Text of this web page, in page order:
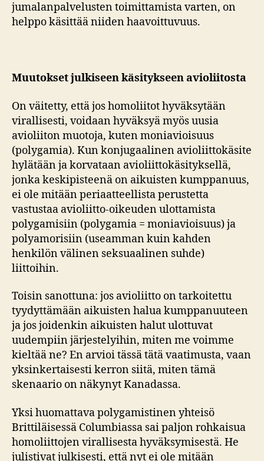
jumalanpalvelusten toimittamista varten, on
helppo käsittää niiden haavoittuvuus.
Muutokset julkiseen käsitykseen avioliitosta
On väitetty, että jos homoliitot hyväksytään
virallisesti, voidaan hyväksyä myös uusia
avioliiton muotoja, kuten moniavioisuus
(polygamia). Kun konjugaalinen avioliittokäsite
hylätään ja korvataan avioliittokäsityksellä,
jonka keskipisteenä on aikuisten kumppanuus,
ei ole mitään periaatteellista perustetta
vastustaa avioliitto-oikeuden ulottamista
polygamisiin (polygamia = moniavioisuus) ja
polyamorisiin (useamman kuin kahden
henkilön välinen seksuaalinen suhde)
liittoihin.
Toisin sanottuna: jos avioliitto on tarkoitettu
tyydyttämään aikuisten halua kumppanuuteen
ja jos joidenkin aikuisten halut ulottuvat
uudempiin järjestelyihin, miten me voimme
kieltää ne? En arvioi tässä tätä vaatimusta, vaan
yksinkertaisesti kerron siitä, miten tämä
skenaario on näkynyt Kanadassa.
Yksi huomattava polygamistinen yhteisö
Brittiläisessä Columbiassa sai paljon rohkaisua
homoliittojen virallisesta hyväksymisestä. He
julistivat julkisesti, että nyt ei ole mitään